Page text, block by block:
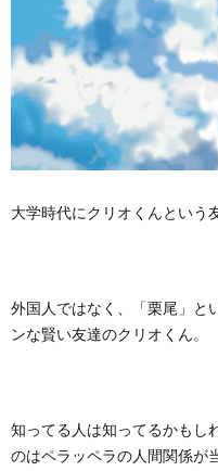
大学時代にクリオくんという
外国人ではなく、「栗尾」と
ンな賢い友達のクリオくん。
知ってる人は知ってるかもし
のはペラッペラの人間関係が